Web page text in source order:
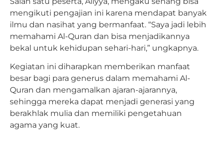
mengikuti pengajian ini karena mendapat banyak
ilmu dan nasihat yang bermanfaat. “Saya jadi lebih
memahami Al-Quran dan bisa menjadikannya
bekal untuk kehidupan sehari-hari,” ungkapnya.
Kegiatan ini diharapkan memberikan manfaat
besar bagi para generus dalam memahami Al-
Quran dan mengamalkan ajaran-ajarannya,
sehingga mereka dapat menjadi generasi yang
berakhlak mulia dan memiliki pengetahuan
agama yang kuat.